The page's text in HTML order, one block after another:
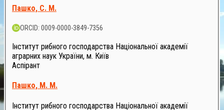
Пашко, С. М.
ORCID: 0009-0000-3849-7356
Інститут рибного господарства Національної академії
аграрних наук України, м. Київ
Аспірант
Пашко, М. М.
Інститут рибного господарства Національної академії